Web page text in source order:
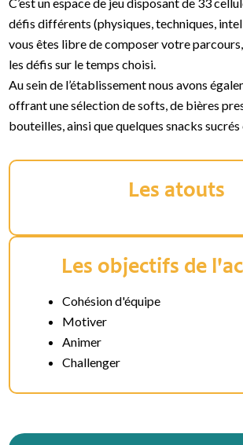
C’est un espace de jeu disposant de 33
défis différents (physiques, techniques,
vous êtes libre de composer votre
les défis sur le temps choisi.
Au sein de l’établissement nous avons
offrant une sélection de softs, de bières
bouteilles, ainsi que quelques snacks sucrés
Les atouts
Les objectifs de
Cohésion d'équipe
Motiver
Animer
Challenger